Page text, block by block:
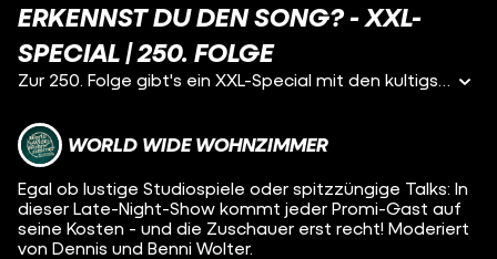
ERKENNST DU DEN SONG? - XXL-
SPECIAL | 250. FOLGE
Zur 250. Folge gibt's ein XXL-Special mit den kultigsten Wildcardern, drei spannenden Runden und einem atemberaubenden Kampf um die goldene Ananas!
WORLD WIDE WOHNZIMMER
Egal ob lustige Studiospiele oder spitzzüngige Talks: In
dieser Late-Night-Show kommt jeder Promi-Gast auf
seine Kosten - und die Zuschauer erst recht! Moderiert
von Dennis und Benni Wolter.